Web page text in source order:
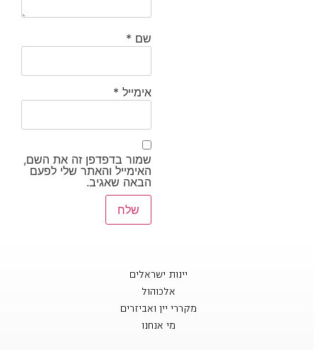
שם *
אימייל *
שמור בדפדפן זה את השם,
האימייל והאתר שלי לפעם
הבאה שאגיב.
יינות ישראלים
אלכוהול
מקררי יין ואביזרים
מי אנחנו